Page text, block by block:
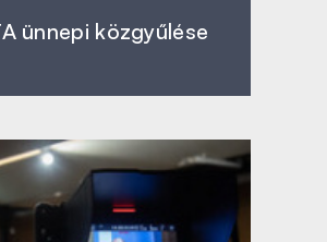
ünnepi közgyűlése